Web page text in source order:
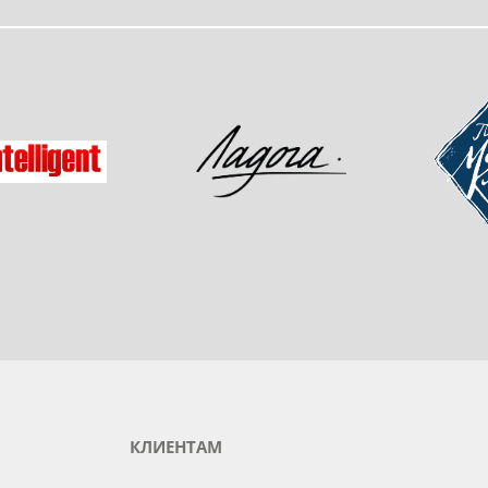
любимого бренда
Ладога
КЛИЕНТАМ